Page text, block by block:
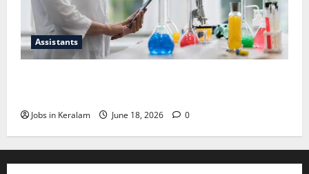
Assistants
Jobs in Keralam June 18, 2026 0